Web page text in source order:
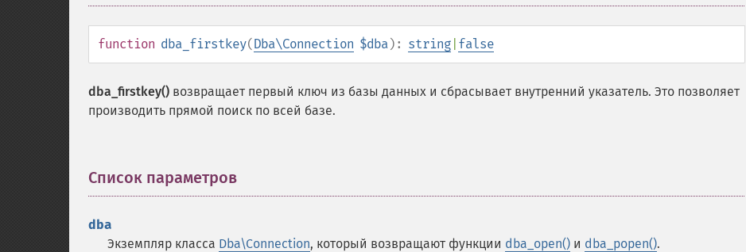
function dba_firstkey(Dba\Connection $dba): string false
dba_firstkey() возвращает первый ключ из базы данных и сбрасывает внутренний указатель. Это позволяет
производить прямой поиск по всей базе.
Список параметров
dba
Экземпляр класса Dba\Connection, который возвращают функции dba_open() и dba_popen().